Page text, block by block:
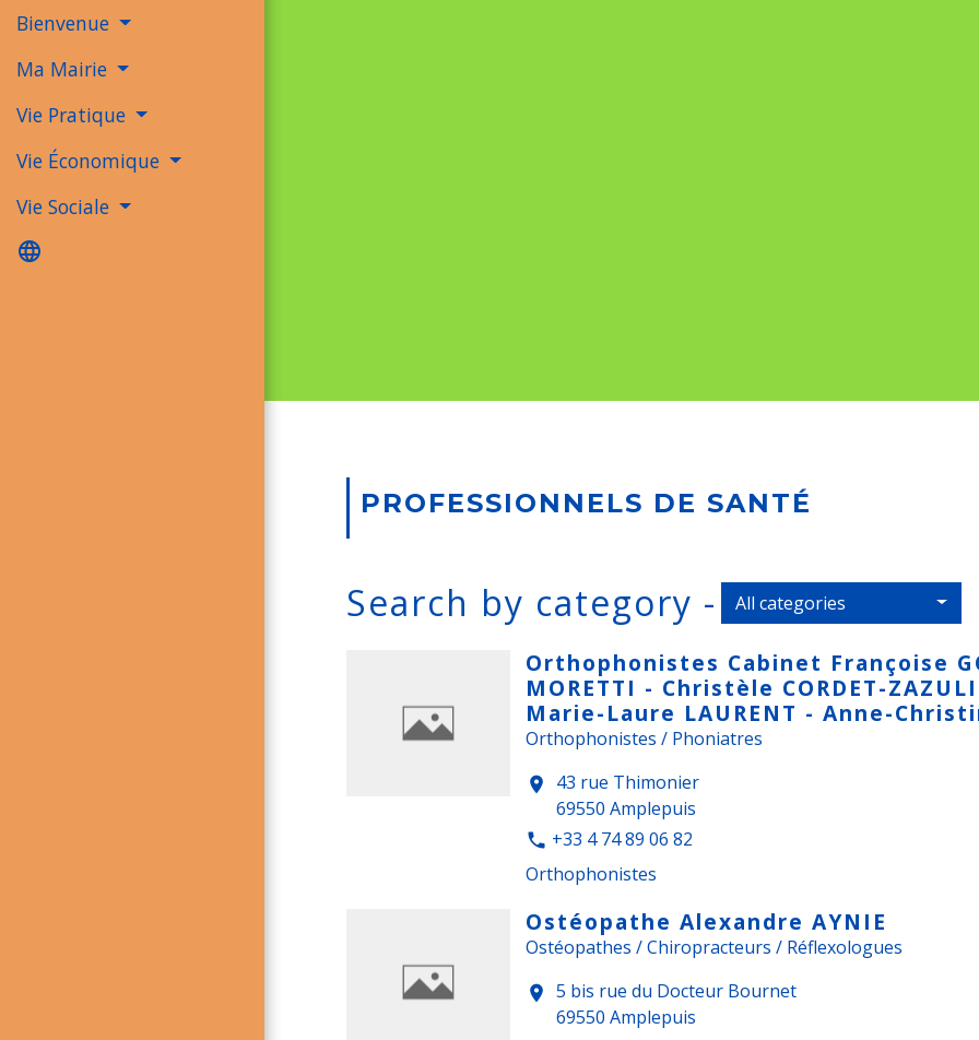
Bienvenue
Ma Mairie
Vie Pratique
Vie Économique
Vie Sociale
language
PROFESSIONNELS DE SANTÉ
Search by category - All categories
Orthophonistes Cabinet Françoise
MORETTI - Christèle CORDET-
Marie-Laure LAURENT - Anne-
Orthophonistes / Phoniatres
location_on
43 rue Thimonier
69550 Amplepuis
phone +33 4 74 89 06 82
Orthophonistes
Ostéopathe Alexandre AYNIE
Ostéopathes / Chiropracteurs / Réflexologues
location_on 5 bis rue du Docteur Bournet
69550 Amplepuis